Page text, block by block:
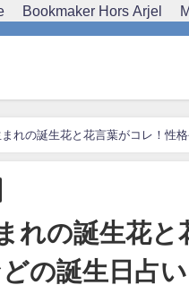
Bookmaker Hors Arjel
れの誕生花と花言葉がコレ！性
れの誕生花
の誕生日占い